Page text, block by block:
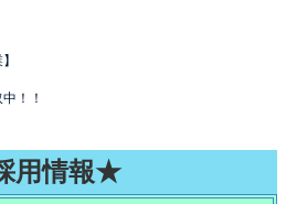
！！
用情報★